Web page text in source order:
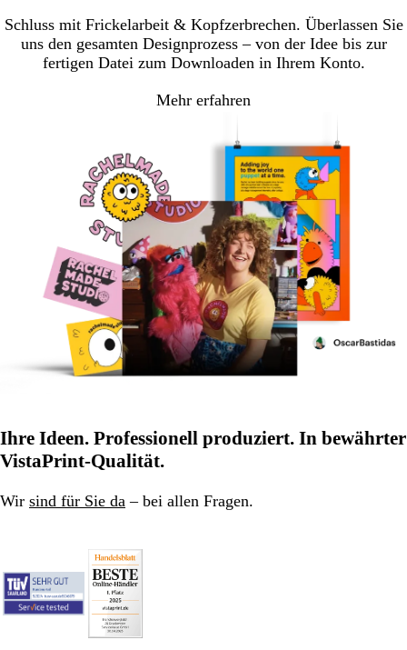
Schluss mit Frickelarbeit & Kopfzerbrechen. Überlassen Sie
uns den gesamten Designprozess – von der Idee bis zur
fertigen Datei zum Downloaden in Ihrem Konto.
Mehr erfahren
Ihre Ideen. Professionell produziert. In bewährter
VistaPrint-Qualität.
Wir sind für Sie da – bei allen Fragen.